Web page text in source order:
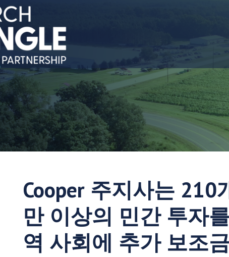
Cooper 주지사는
만 이상의 민간 투자
역 사회에 추가 보조